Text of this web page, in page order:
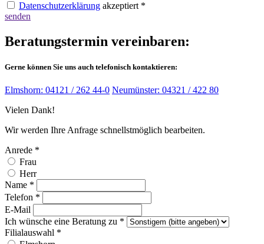
Datenschutzerklärung akzeptiert *
senden
Beratungstermin vereinbaren:
Gerne können Sie uns auch telefonisch kontaktieren:
Elmshorn: 04121 / 262 44-0 Neumünster: 04321 / 422 80
Vielen Dank!
Wir werden Ihre Anfrage schnellstmöglich bearbeiten.
Anrede *
Frau
Herr
Name *
Telefon *
E-Mail
Ich wünsche eine Beratung zu *
Filialauswahl *